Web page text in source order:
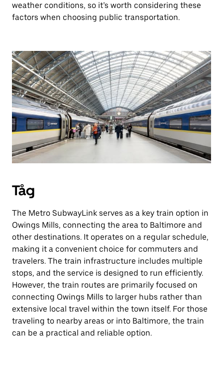
weather conditions, so it’s worth considering these
factors when choosing public transportation.
Tåg
The Metro SubwayLink serves as a key train option in
Owings Mills, connecting the area to Baltimore and
other destinations. It operates on a regular schedule,
making it a convenient choice for commuters and
travelers. The train infrastructure includes multiple
stops, and the service is designed to run efficiently.
However, the train routes are primarily focused on
connecting Owings Mills to larger hubs rather than
extensive local travel within the town itself. For those
traveling to nearby areas or into Baltimore, the train
can be a practical and reliable option.